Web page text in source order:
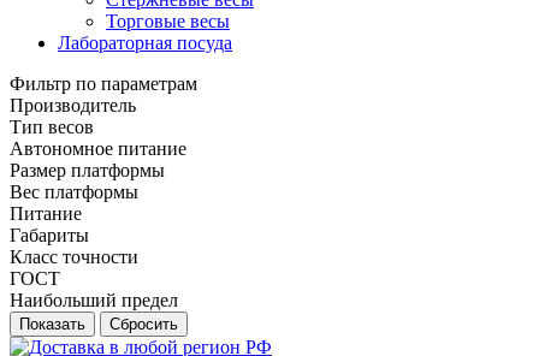
Торговые весы
Лабораторная посуда
Фильтр по параметрам
Производитель
Тип весов
Автономное питание
Размер платформы
Вес платформы
Питание
Габариты
Класс точности
ГОСТ
Наибольший предел
Сбросить